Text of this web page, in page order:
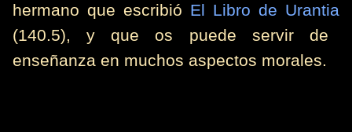
hermano que escribió El Libro de Urantia
(140.5), y que os puede servir de
enseñanza en muchos aspectos morales.